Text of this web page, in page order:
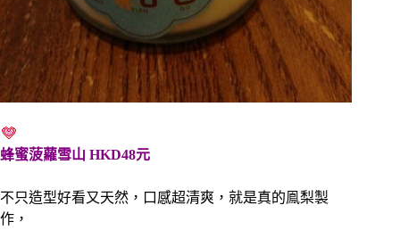
蜂蜜菠蘿雪山 HKD48元
不只造型好看又天然，口感超清爽，就是真的鳯梨製
作，